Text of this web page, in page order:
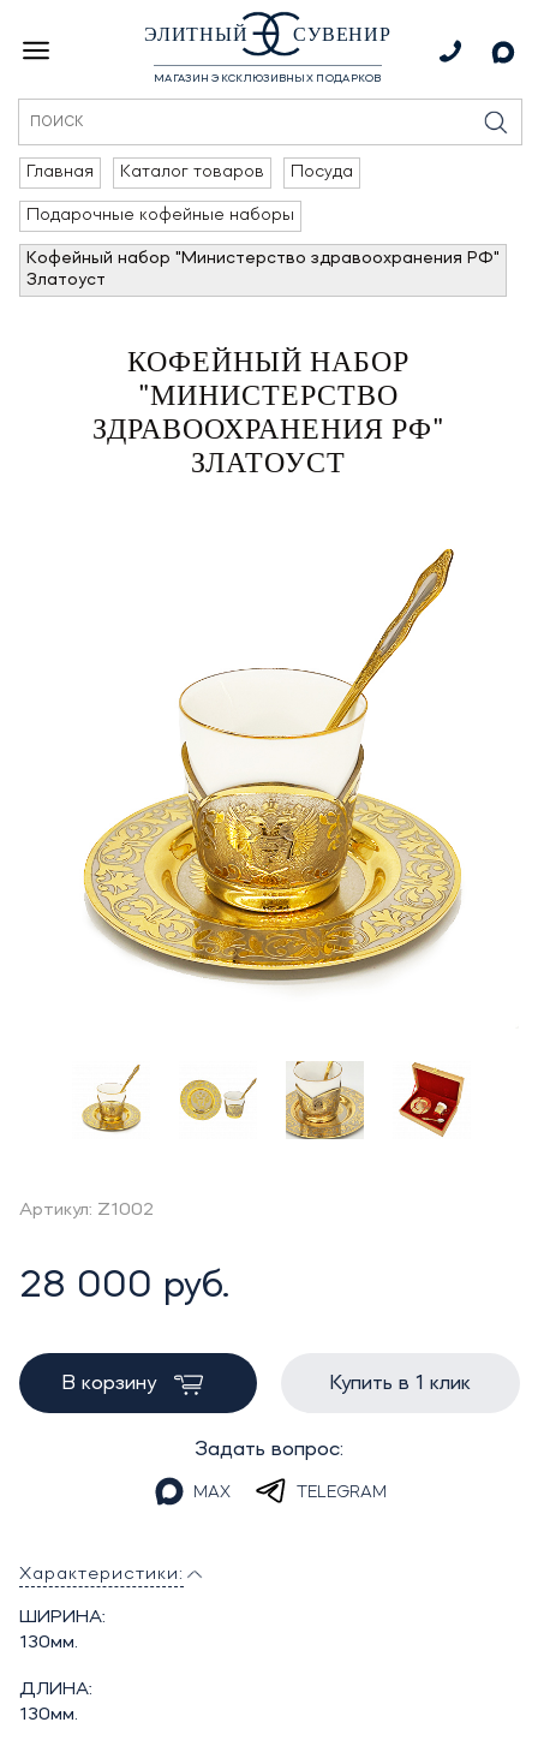
ЭЛИТНЫЙ СУВЕНИР
МАГАЗИН ЭКСКЛЮЗИВНЫХ ПОДАРКОВ
Главная Каталог товаров Посуда
Подарочные кофейные наборы
Кофейный набор "Министерство здравоохранения РФ"
Златоуст
КОФЕЙНЫЙ НАБОР
"МИНИСТЕРСТВО
ЗДРАВООХРАНЕНИЯ РФ"
ЗЛАТОУСТ
Артикул: Z1002
28 000 руб.
В корзину Купить в 1 клик
Задать вопрос:
MAX TELEGRAM
Характеристики:
ШИРИНА:
130мм.
ДЛИНА:
130мм.